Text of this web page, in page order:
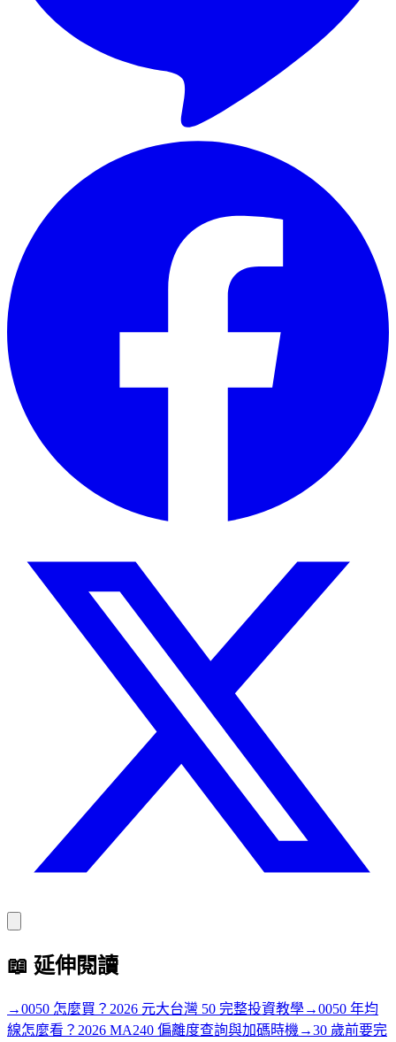
📖 延伸閱讀
→0050 怎麼買？2026 元大台灣 50 完整投資教學→0050 年均
線怎麼看？2026 MA240 偏離度查詢與加碼時機 →30 歲前要完